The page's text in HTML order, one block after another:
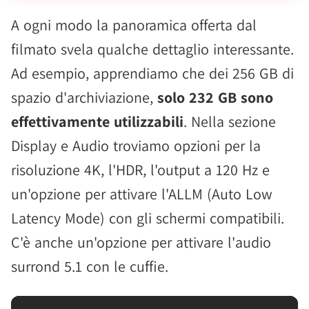
A ogni modo la panoramica offerta dal
filmato svela qualche dettaglio interessante.
Ad esempio, apprendiamo che dei 256 GB di
spazio d'archiviazione, solo 232 GB sono
effettivamente utilizzabili. Nella sezione
Display e Audio troviamo opzioni per la
risoluzione 4K, l'HDR, l'output a 120 Hz e
un'opzione per attivare l'ALLM (Auto Low
Latency Mode) con gli schermi compatibili.
C'è anche un'opzione per attivare l'audio
surrond 5.1 con le cuffie.